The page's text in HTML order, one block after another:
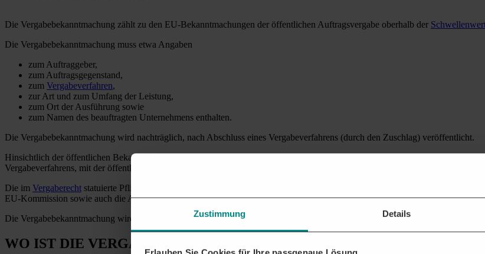
Zustimmung Details
Die Vergabebekanntmachung zählt zu den EU-Bekanntmachungen der öffentlichen Auftragsvergabe oberhalb der
Die Vergabebekanntmachung muss etwa Angaben
zum Auftraggeber,
zum Auftragsgegenstand,
zum Vergabeverfahren,
zur Art und zum Umfang der Leistung,
zum Ort der Ausführung sowie
zum Namen des beauftragten Unternehmens enthalten.
Die Vergabebekanntmachung wird nachträglich, nach Abschluss eines Vergabeverfahrens (durch den Zuschlag) veröffentlicht.
Hinsichtlich der öffentlichen Bekanntmachungen von Beschaffungen bzw.
unterscheidet man die
Vergabeverfahrens, mit der öffentliche Auftraggeber die Absicht, einen öffentlichen Auftrag über Bau-, Liefer- oder
Die im Vergaberecht statuierte Pflicht zur Veröffentlichung einer Vergabebekanntmachung dient der Transparenz im Nachhinein (
EU-Kommission sowie auch die Allgemeinheit zeitnah über das Ergebnis eines abgeschlossenen Vergabeverfahrens zu
Die Vergabebekanntmachung wird im Supplement zum Amtsblatt der Europäischen Union (EU-Amtsblatt) veröffentlicht; sie
WO IST DIE VERGABEBEKANNTMACHUNG GEREGELT?